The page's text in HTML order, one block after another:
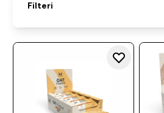
Filteri